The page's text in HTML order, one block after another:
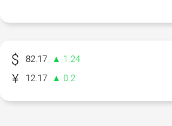
82.17 ▲ 1.24
12.17
▲ 0.2